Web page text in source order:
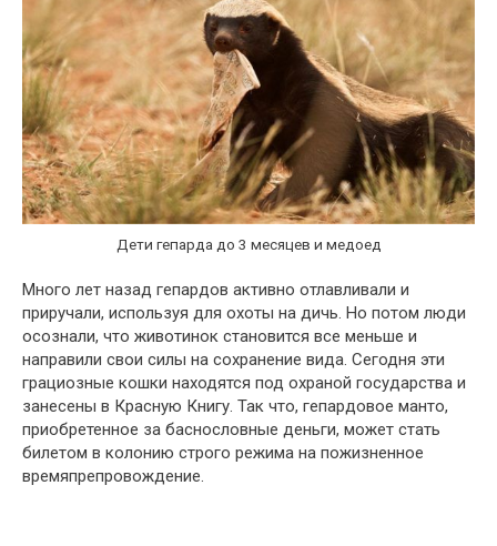
Дети гепарда до 3 месяцев и медоед
Много лет назад гепардов активно отлавливали и
приручали, используя для охоты на дичь. Но потом люди
осознали, что животинок становится все меньше и
направили свои силы на сохранение вида. Сегодня эти
грациозные кошки находятся под охраной государства и
занесены в Красную Книгу. Так что, гепардовое манто,
приобретенное за баснословные деньги, может стать
билетом в колонию строго режима на пожизненное
времяпрепровождение.